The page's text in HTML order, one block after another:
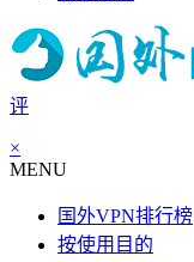
评
×
MENU
国外VPN排行榜
按使用目的